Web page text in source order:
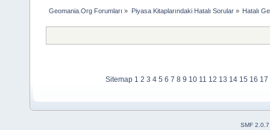
Geomania.Org Forumları » Piyasa Kitaplarındaki Hatalı Sorular» Hatalı
Sitemap 1 2 3 4 5 6 7 8 9 10 11 12 13 14 15 16 17
SMF 2.0.7